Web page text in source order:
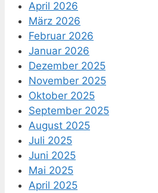
April 2026
März 2026
Februar 2026
Januar 2026
Dezember 2025
November 2025
Oktober 2025
September 2025
August 2025
Juli 2025
Juni 2025
Mai 2025
April 2025